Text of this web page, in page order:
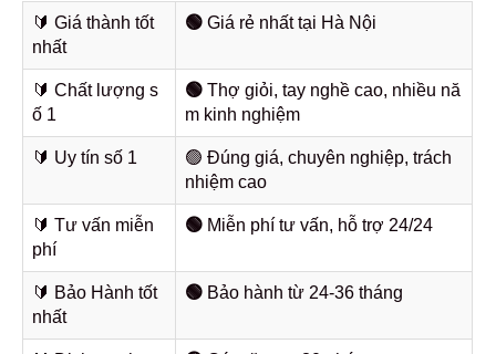
🔰️ Giá thành tốt
nhất
🟢 Giá rẻ nhất tại Hà Nội
🔰️ Chất lượng s
ố 1
🟢 Thợ giỏi, tay nghề cao, nhiều nă
m kinh nghiệm
🔰️ Uy tín số 1
🟢 Đúng giá, chuyên nghiệp, trách
nhiệm cao
🔰️ Tư vấn miễn
phí
🟢 Miễn phí tư vấn, hỗ trợ 24/24
🔰️ Bảo Hành tốt
nhất
🟢 Bảo hành từ 24-36 tháng